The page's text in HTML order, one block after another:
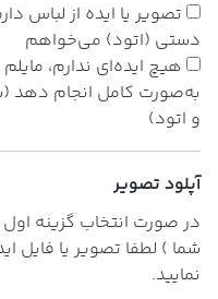
تصویر یا ایده از لباس
دستی (اتود) می‌خواهم
هیچ ایده‌ای ندارم،
به‌صورت کامل انجام دهد
و اتود)
آپلود تصویر
در صورت انتخاب گزینه
شما ) لطفا تصویر یا فایل
نمایید.